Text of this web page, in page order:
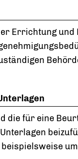
Errichtung und
die für eine
um